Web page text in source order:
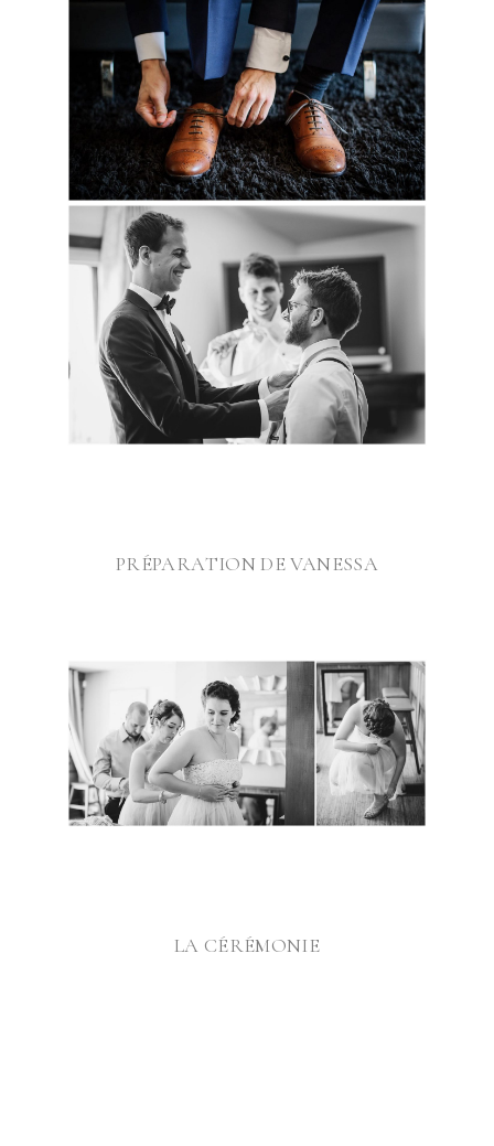
PRÉPARATION DE VANESSA
LA CÉRÉMONIE